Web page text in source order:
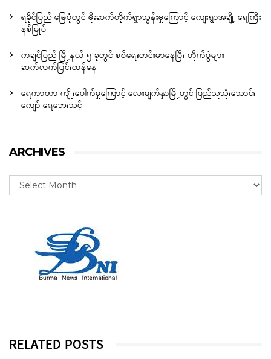
ရခိုင်ပြည် မြေပုံတွင် မိုးဆက်တိုက်ရွာသွန်းမှုကြောင့် ကျေးရွာအချို့ ရေကြီး
နစ်မြုပ်
ကချင်ပြည် မြို့နယ် ၅ ခုတွင် စစ်ရေးတင်းမာနေပြီး တိုက်ပွဲများ
ဆက်လက်ပြင်းထန်နေ
ရေကာတာ ကျိုးပေါက်မှုကြောင့် လေးမျက်နှာမြို့တွင် ပြည်သူသုံးသောင်း
ကျော် ရေဘေးသင့်
ARCHIVES
RELATED POSTS